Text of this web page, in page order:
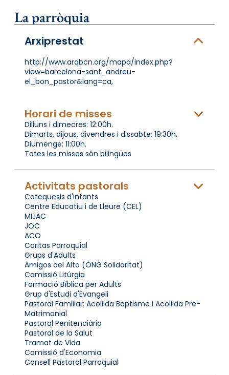
La parròquia
Arxiprestat
http://www.arqbcn.org/mapa/index.php?
view=barcelona-sant_andreu-
el_bon_pastor&lang=ca,
Horari de misses
Dilluns i dimecres: 12:00h.
Dimarts, dijous, divendres i dissabte: 19:30h.
Diumenge: 11:00h.
Totes les misses són bilingües
Activitats pastorals
Catequesis d'infants
Centre Educatiu i de Lleure (CEL)
MIJAC
JOC
ACO
Caritas Parroquial
Grups d'Adults
Amigos del Alto (ONG Solidaritat)
Comissió Litúrgia
Formació Bíblica per Adults
Grup d'Estudi d'Evangeli
Pastoral Familiar: Acollida Baptisme i Acollida Pre-
Matrimonial
Pastoral Penitenciària
Pastoral de la Salut
Tramat de Vida
Comissió d'Economia
Consell Pastoral Parroquial